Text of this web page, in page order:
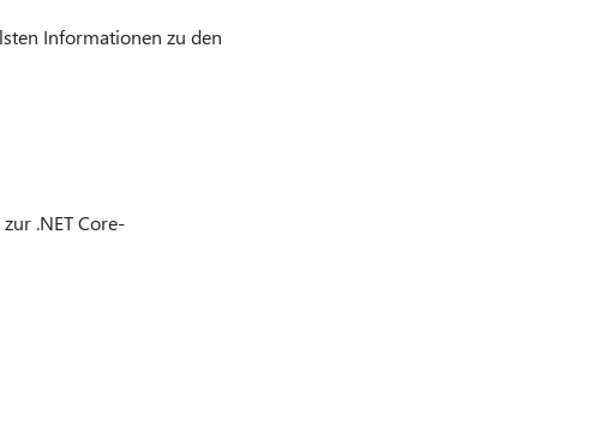
Informationen zu den
.NET Core-